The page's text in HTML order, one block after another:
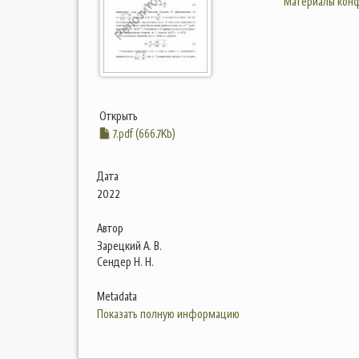
Открыть
7.pdf (666.7Kb)
Дата
2022
Автор
Зарецкий А. В.
Сендер Н. Н.
Metadata
Показать полную информацию